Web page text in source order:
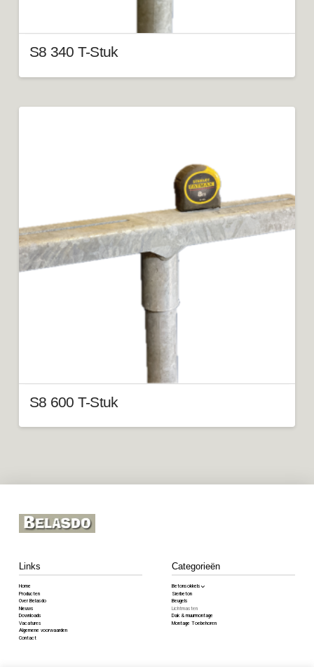
S8 340 T-Stuk
S8 600 T-Stuk
Links
Home
Producten
Over Belasdo
Nieuws
Downloads
Vacatures
Algemene voorwaarden
Contact
Categorieën
Betonsokkels
Sierbeton
Beugels
Lichtmasten
Dak & muurmontage
Montage Toebehoren